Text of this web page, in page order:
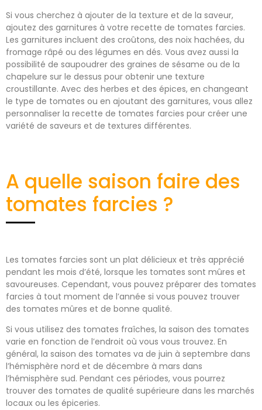
Si vous cherchez à ajouter de la texture et de la saveur,
ajoutez des garnitures à votre recette de tomates farcies.
Les garnitures incluent des croûtons, des noix hachées, du
fromage râpé ou des légumes en dés. Vous avez aussi la
possibilité de saupoudrer des graines de sésame ou de la
chapelure sur le dessus pour obtenir une texture
croustillante. Avec des herbes et des épices, en changeant
le type de tomates ou en ajoutant des garnitures, vous allez
personnaliser la recette de tomates farcies pour créer une
variété de saveurs et de textures différentes.
A quelle saison faire des
tomates farcies ?
Les tomates farcies sont un plat délicieux et très apprécié
pendant les mois d’été, lorsque les tomates sont mûres et
savoureuses. Cependant, vous pouvez préparer des tomates
farcies à tout moment de l’année si vous pouvez trouver
des tomates mûres et de bonne qualité.
Si vous utilisez des tomates fraîches, la saison des tomates
varie en fonction de l’endroit où vous vous trouvez. En
général, la saison des tomates va de juin à septembre dans
l’hémisphère nord et de décembre à mars dans
l’hémisphère sud. Pendant ces périodes, vous pourrez
trouver des tomates de qualité supérieure dans les marchés
locaux ou les épiceries.